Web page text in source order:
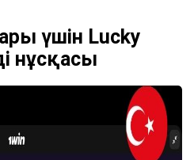
үшін Lucky
нұсқасы